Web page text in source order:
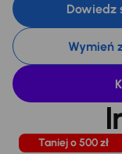
Dowiedz
Wymień
Taniej o 500 zł